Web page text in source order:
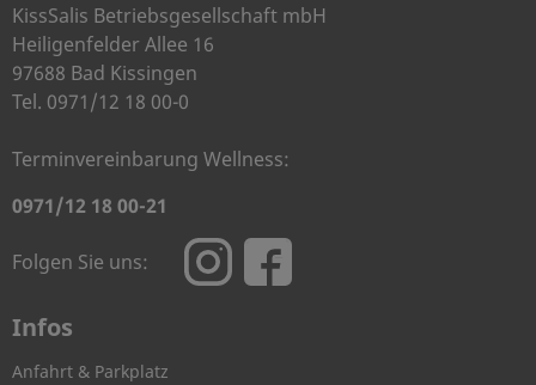
KissSalis Betriebsgesellschaft mbH
Heiligenfelder Allee 16
97688 Bad Kissingen
Tel. 0971/12 18 00-0
Terminvereinbarung Wellness:
0971/12 18 00-21
Folgen Sie uns:
Infos
Anfahrt & Parkplatz